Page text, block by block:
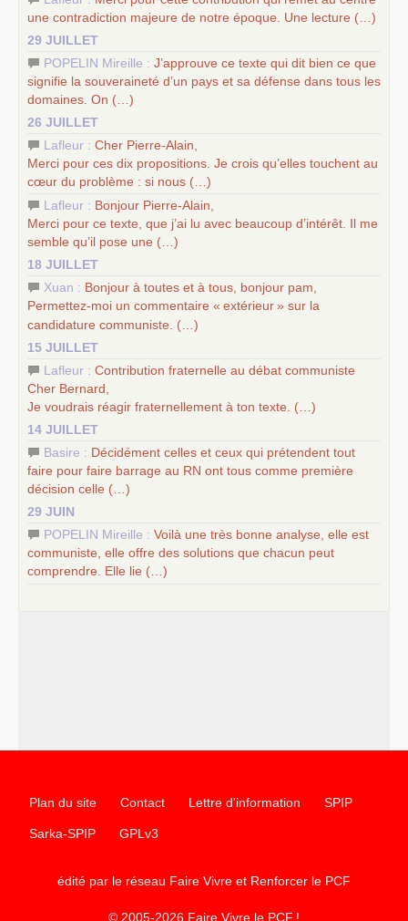
une contradiction majeure de notre époque. Une lecture (…)
29 JUILLET
POPELIN Mireille : J’approuve ce texte qui dit bien ce que
signifie la souveraineté d’un pays et sa défense dans tous les
domaines. On (…)
26 JUILLET
Lafleur : Cher Pierre-Alain,
Merci pour ces dix propositions. Je crois qu’elles touchent au
cœur du problème : si nous (…)
Lafleur : Bonjour Pierre-Alain,
Merci pour ce texte, que j’ai lu avec beaucoup d’intérêt. Il me
semble qu’il pose une (…)
18 JUILLET
Xuan : Bonjour à toutes et à tous, bonjour pam,
Permettez-moi un commentaire « extérieur» sur la
candidature communiste. (…)
15 JUILLET
Lafleur : Contribution fraternelle au débat communiste
Cher Bernard,
Je voudrais réagir fraternellement à ton texte. (…)
14 JUILLET
Basire : Décidément celles et ceux qui prétendent tout
faire pour faire barrage au RN ont tous comme première
décision celle (…)
29 JUIN
POPELIN Mireille : Voilà une très bonne analyse, elle est
communiste, elle offre des solutions que chacun peut
comprendre. Elle lie (…)
Plan du site Contact Lettre d'information SPIP
Sarka-SPIP GPLv3
édité par le réseau Faire Vivre et Renforcer le PCF
© 2005-2026 Faire Vivre le PCF !